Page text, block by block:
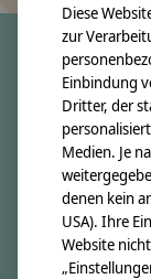
crêpes
Über uns
Unsere Creppies
Nähkästchen
Unsere Stoffe
Impressum
Diese
zur
Einbindung
Dritter, der
Medien. Je
denen kein
USA). Ihre
Website